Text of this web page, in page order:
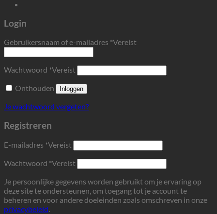
Login
Gebruikersnaam of e-mailadres *Vereist
Wachtwoord *Vereist
Onthouden
Inloggen
Je wachtwoord vergeten?
Registreren
E-mailadres *Vereist
Wachtwoord *Vereist
Je persoonlijke gegevens worden gebruikt om je ervaring op
deze site te ondersteunen, om toegang tot je account te
beheren en voor andere doeleinden zoals omschreven in onze
privacybeleid.